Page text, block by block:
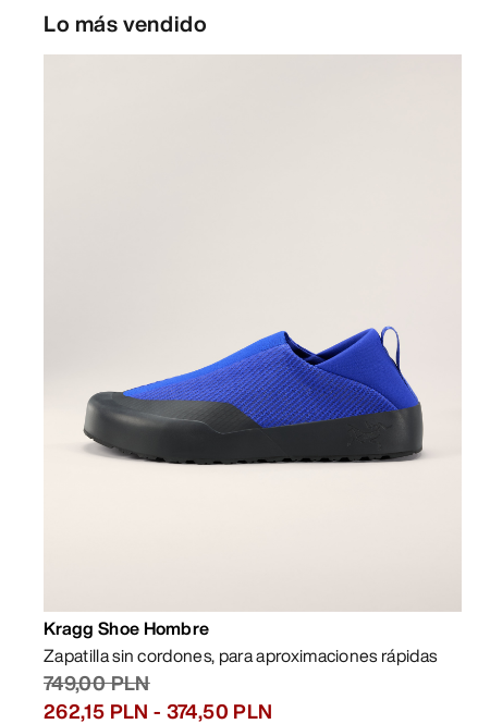
Lo más vendido
Kragg Shoe Hombre
Zapatilla sin cordones, para aproximaciones rápidas
749,00 PLN
262,15 PLN - 374,50 PLN